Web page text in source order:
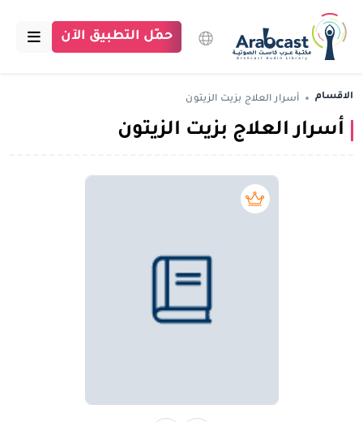
الرئيسية
مكتبة عرب كاست
تبرع للمكتبة
حمّل التطبيق الآن
الاقسام أسرار العلاج بزيت الزيتون
أسرار العلاج بزيت الزيتون
بريميوم book